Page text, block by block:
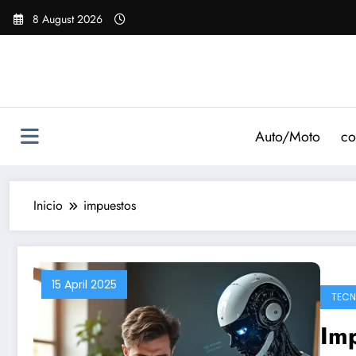
Saltar
8 August 2026
Auto/Moto
Inicio impuestos
15 April 2025